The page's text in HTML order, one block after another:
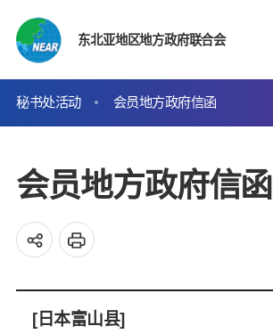
东北亚地区地方政府联合会
秘书处活动 会员地方政府信函
会员地方政府信函
[日本富山县]